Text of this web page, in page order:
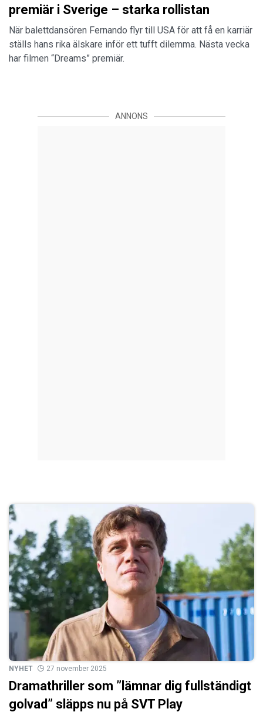
premiär i Sverige – starka rollistan
När balettdansören Fernando flyr till USA för att få en karriär
ställs hans rika älskare inför ett tufft dilemma. Nästa vecka
har filmen “Dreams” premiär.
ANNONS
NYHET 27 november 2025
Dramathriller som ”lämnar dig fullständigt
golvad” släpps nu på SVT Play